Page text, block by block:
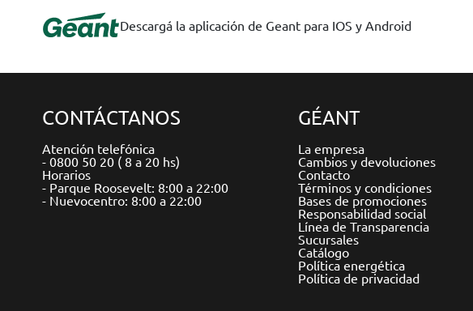
Descargá la aplicación de Geant para IOS y Android
CONTÁCTANOS
Atención telefónica
- 0800 50 20 ( 8 a 20 hs)
Horarios
- Parque Roosevelt: 8:00 a 22:00
- Nuevocentro: 8:00 a 22:00
GÉANT
La empresa
Cambios y devoluciones
Contacto
Términos y condiciones
Bases de promociones
Responsabilidad social
Línea de Transparencia
Sucursales
Catálogo
Política energética
Política de privacidad